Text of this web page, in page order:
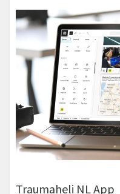
Traumaheli NL App